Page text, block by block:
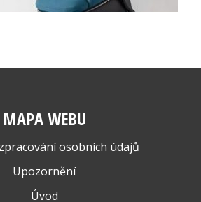
MAPA WEBU
osobních údajů
Upozornění
Úvod